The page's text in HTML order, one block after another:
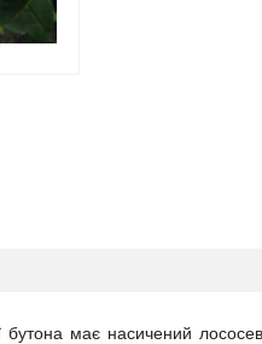
бутона має насичений